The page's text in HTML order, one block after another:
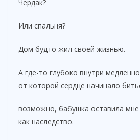
Чердак?
Или спальня?
Дом будто жил своей жизнью.
А где-то глубоко внутри
от которой сердце начинало
возможно, бабушка оставила
как наследство.